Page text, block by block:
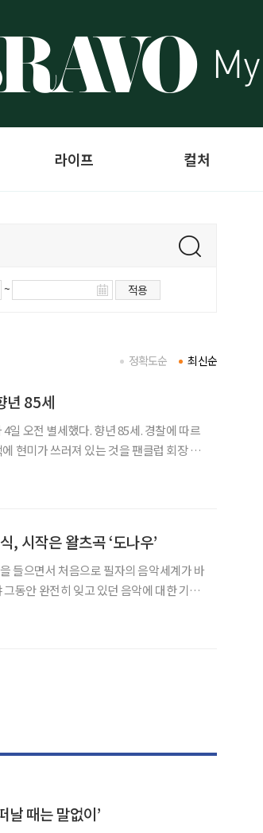
라이프 컬처
~ 적용
최신순
정확도순
년 85세
일 오전 별세했다. 향년 85세. 경찰에 따르
현미가 쓰러져 있는 것을 팬클럽 회장 김
, 시작은 왈츠곡 ‘도나우’
들으면서 처음으로 필자의 음악세계가 바
동안 완전히 잊고 있던 음악에 대한 기억
때는 말없이’